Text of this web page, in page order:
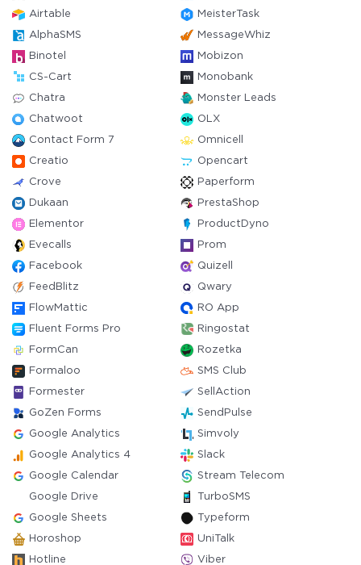
Airtable MeisterTask
AlphaSMS MessageWhiz
Binotel Mobizon
CS-Cart Monobank
Chatra Monster Leads
Chatwoot OLX
Contact Form 7 Omnicell
Creatio Opencart
Crove Paperform
Dukaan PrestaShop
Elementor ProductDyno
Evecalls Prom
Facebook Quizell
FeedBlitz Qwary
FlowMattic RO App
Fluent Forms Pro Ringostat
FormCan Rozetka
Formaloo SMS Club
Formester SellAction
GoZen Forms SendPulse
Google Analytics Simvoly
Google Analytics 4 Slack
Google Calendar Stream Telecom
Google Drive TurboSMS
Google Sheets Typeform
Horoshop UniTalk
Hotline Viber